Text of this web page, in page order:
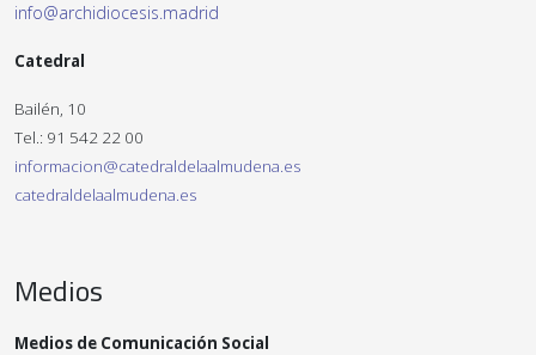
info@archidiocesis.madrid
Catedral
Bailén, 10
Tel.: 91 542 22 00
informacion@catedraldelaalmudena.es
catedraldelaalmudena.es
Medios
Medios de Comunicación Social